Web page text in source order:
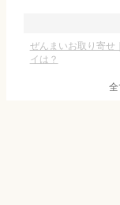
ぜんまいお取り寄せ
イは？
全